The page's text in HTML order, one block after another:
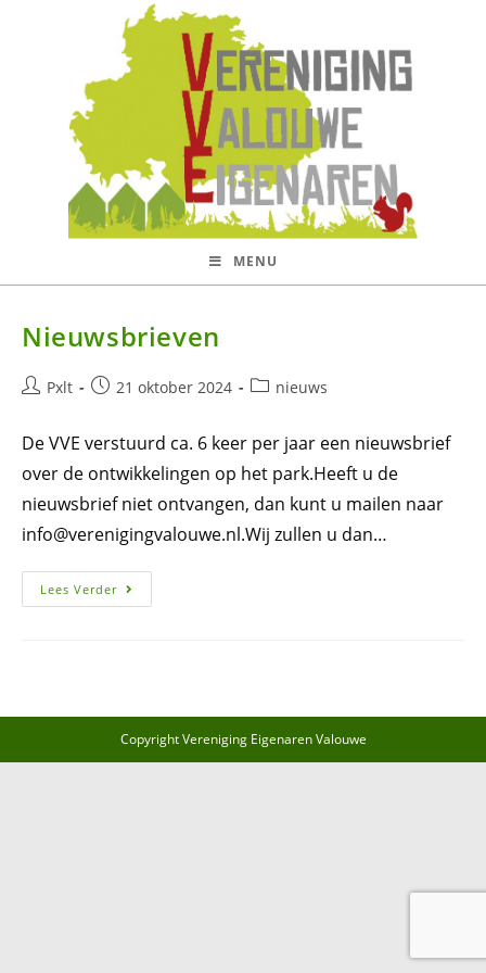
MENU
Nieuwsbrieven
Bericht
Pxlt
Bericht21 oktober 2024 Berichtcategorie:
nieuws
De VVE verstuurd ca. 6 keer per jaar een nieuwsbrief
over de ontwikkelingen op het park.Heeft u de
nieuwsbrief niet ontvangen, dan kunt u mailen naar
info@verenigingvalouwe.nl.Wij zullen u dan…
Lees VerderNieuwsbrieven
Copyright Vereniging Eigenaren Valouwe